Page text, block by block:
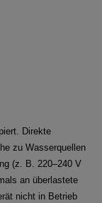
Direkte
zu Wasserquellen
(z. B. 220–240 V
an überlastete
nicht in Betrieb